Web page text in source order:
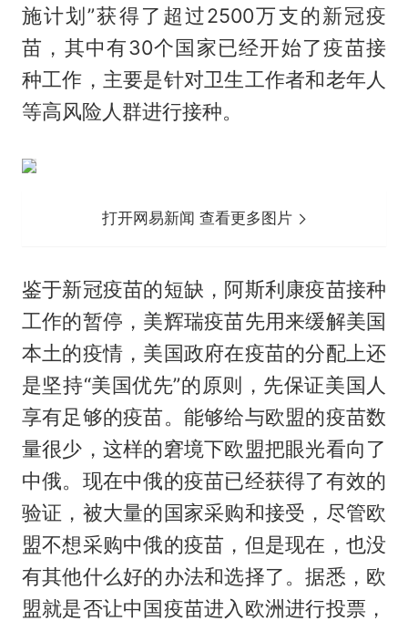
施计划”获得了超过2500万支的新冠疫
苗，其中有30个国家已经开始了疫苗接
种工作，主要是针对卫生工作者和老年人
等高风险人群进行接种。
打开网易新闻 查看更多图片
鉴于新冠疫苗的短缺，阿斯利康疫苗接种
工作的暂停，美辉瑞疫苗先用来缓解美国
本土的疫情，美国政府在疫苗的分配上还
是坚持“美国优先”的原则，先保证美国人
享有足够的疫苗。能够给与欧盟的疫苗数
量很少，这样的窘境下欧盟把眼光看向了
中俄。现在中俄的疫苗已经获得了有效的
验证，被大量的国家采购和接受，尽管欧
盟不想采购中俄的疫苗，但是现在，也没
有其他什么好的办法和选择了。据悉，欧
盟就是否让中国疫苗进入欧洲进行投票，